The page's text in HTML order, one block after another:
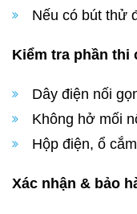
Nếu có bút thử
Kiểm tra phần thi
Dây điện nối
Không hở mối
Hộp điện, ổ
Xác nhận & bảo